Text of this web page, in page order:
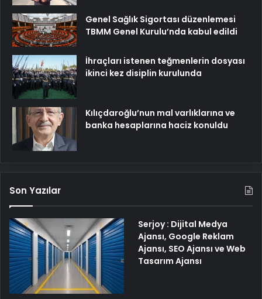
Genel Sağlık Sigortası düzenlemesi
TBMM Genel Kurulu’nda kabul edildi
İhraçları istenen teğmenlerin dosyası
ikinci kez disiplin kurulunda
Kılıçdaroğlu’nun mal varlıklarına ve
banka hesaplarına haciz konuldu
Son Yazılar
Serjoy : Dijital Medya
Ajansı, Google Reklam
Ajansı, SEO Ajansı ve Web
Tasarım Ajansı